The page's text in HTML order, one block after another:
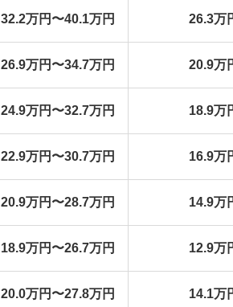
32.2万円〜40.1万円 26.3万
26.9万円〜34.7万円 20.9万
24.9万円〜32.7万円 18.9万
22.9万円〜30.7万円 16.9万
20.9万円〜28.7万円 14.9万
18.9万円〜26.7万円 12.9万
20.0万円〜27.8万円 14.1万